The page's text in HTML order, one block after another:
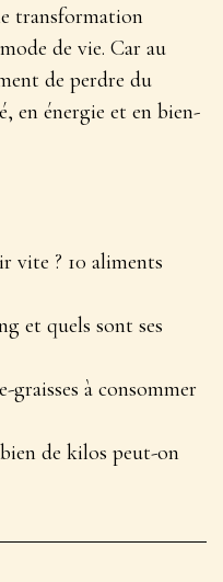
transformation
de vie. Car au
de perdre du
en énergie et en bien-
vite ? 10 aliments
et quels sont ses
graisses à consommer
de kilos peut-on